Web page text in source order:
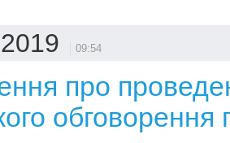
09:54
про
обговорення